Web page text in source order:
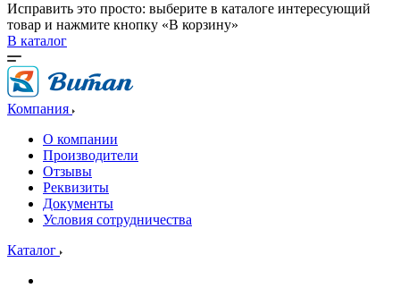
Исправить это просто: выберите в каталоге интересующий
товар и нажмите кнопку «В корзину»
В каталог
Компания
О компании
Производители
Отзывы
Реквизиты
Документы
Условия сотрудничества
Каталог